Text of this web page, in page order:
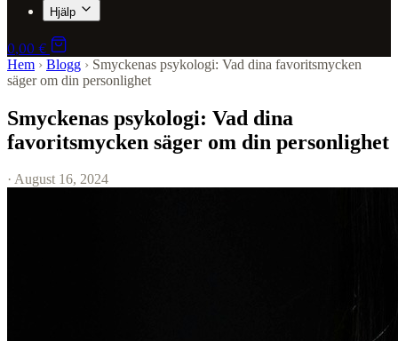
Hjälp
0,00 €
Hem › Blogg › Smyckenas psykologi: Vad dina favoritsmycken
säger om din personlighet
Smyckenas psykologi: Vad dina
favoritsmycken säger om din personlighet
· August 16, 2024